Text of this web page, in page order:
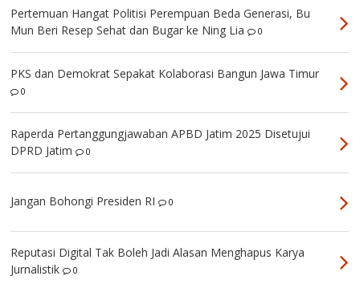
Pertemuan Hangat Politisi Perempuan Beda Generasi, Bu
Mun Beri Resep Sehat dan Bugar ke Ning Lia
0
PKS dan Demokrat Sepakat Kolaborasi Bangun Jawa Timur
0
Raperda Pertanggungjawaban APBD Jatim 2025 Disetujui
DPRD Jatim
0
Jangan Bohongi Presiden RI 0
Reputasi Digital Tak Boleh Jadi Alasan Menghapus Karya
Jurnalistik
0